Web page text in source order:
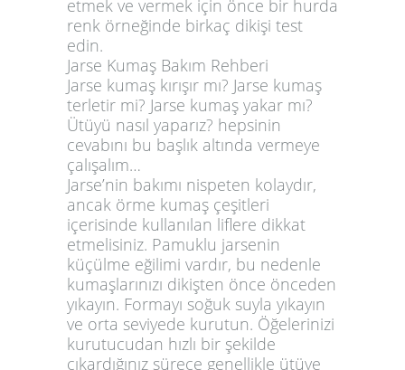
etmek ve vermek için önce bir hurda
renk örneğinde birkaç dikişi test
edin.
Jarse Kumaş Bakım Rehberi
Jarse kumaş kırışır mı? Jarse kumaş
terletir mi? Jarse kumaş yakar mı?
Ütüyü nasıl yaparız? hepsinin
cevabını bu başlık altında vermeye
çalışalım…
Jarse’nin bakımı nispeten kolaydır,
ancak örme kumaş çeşitleri
içerisinde kullanılan liflere dikkat
etmelisiniz. Pamuklu jarsenin
küçülme eğilimi vardır, bu nedenle
kumaşlarınızı dikişten önce önceden
yıkayın. Formayı soğuk suyla yıkayın
ve orta seviyede kurutun. Öğelerinizi
kurutucudan hızlı bir şekilde
çıkardığınız sürece genellikle ütüye